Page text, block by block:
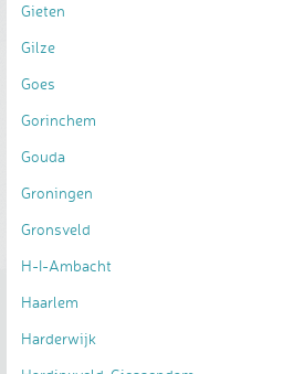
Gieten
Gilze
Goes
Gorinchem
Gouda
Groningen
Gronsveld
H-I-Ambacht
Haarlem
Harderwijk